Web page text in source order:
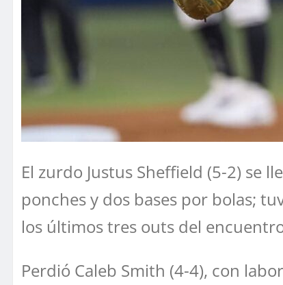
El zurdo Justus Sheffield (5-2) se
ponches y dos bases por bolas;
los últimos tres outs del
Perdió Caleb Smith (4-4), con